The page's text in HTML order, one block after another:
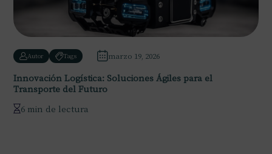
Autor Tags marzo 19, 2026
Innovación Logística: Soluciones Ágiles para el
Transporte del Futuro
6 min de lectura